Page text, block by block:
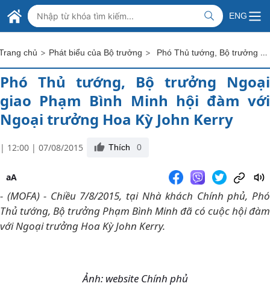
Skip to Main Content
BỘ NGOẠI GIAO VIỆT NAM
MINISTRY OF FOREIGN AFFAIRS
ENG
chủ > Phát biểu của Bộ trưởng > Phó Thủ tướng, Bộ trưởng Ngoại giao Phạm Bình Minh hội đàm với Ngoại trưởng Hoa Kỳ John Kerry
Phó Thủ tướng, Bộ trưởng Ngoại
giao Phạm Bình Minh hội đàm với
Ngoại trưởng Hoa Kỳ John Kerry
| 12:00 | 07/08/2015 Thích 0
aA
- (MOFA) - Chiều 7/8/2015, tại Nhà khách Chính phủ, Phó
Thủ tướng, Bộ trưởng Phạm Bình Minh đã có cuộc hội đàm
với Ngoại trưởng Hoa Kỳ John Kerry.
Ảnh: website Chính phủ